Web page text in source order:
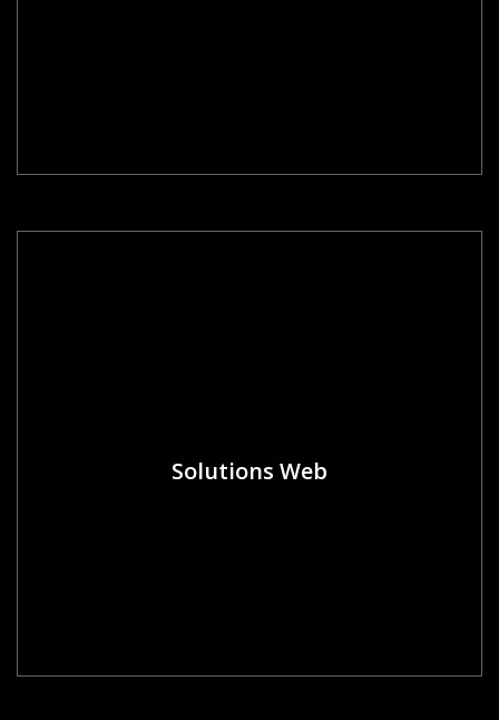
Solutions Web